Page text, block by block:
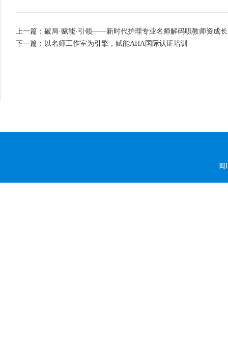
上一篇：破局·赋能·引领——新时代护理专业名师解码职教师资成长
下一篇：以名师工作室为引擎，赋能AHA国际认证培训
闽